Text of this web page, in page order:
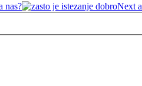
nas? Next